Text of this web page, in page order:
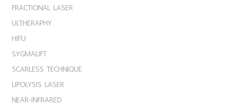
FRACTIONAL LASER
ULTHERAPHY
HIFU
SYGMALIFT
SCARLESS TECHNIQUE
LIPOLYSIS LASER
NEAR-INFRARED